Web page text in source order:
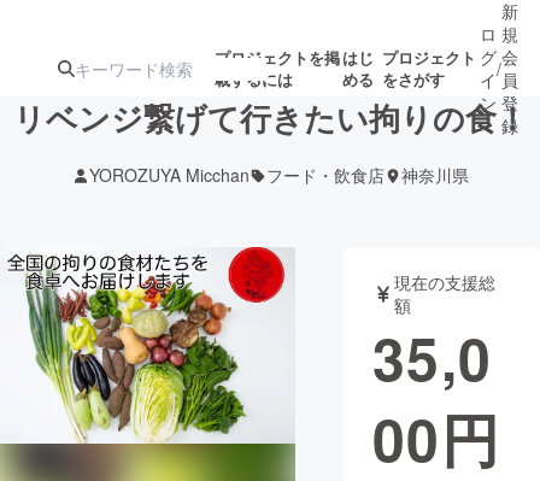
プロジェクトを掲
載するには
はじ
める
プロジェクト
をさがす
アート・写真
テクノロジー・ガジェット ゲーム・サ
映像・映画
ロ
グ
イ
ン
/
新
規
会
員
登
録
リベンジ繋げて行きたい拘りの食！
YOROZUYA Micchan フード・飲食店 神奈川県
現在の支援総
額
35,0
00円